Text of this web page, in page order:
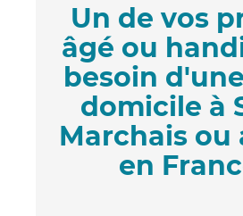
Un de vos
âgé ou
besoin
domicile à
Marchais ou
en